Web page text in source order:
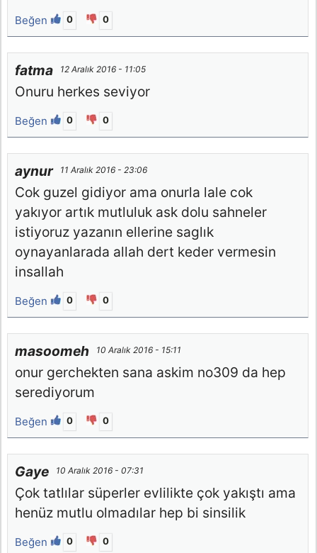
Beğen 0 0
fatma 12 Aralık 2016 - 11:05
Onuru herkes seviyor
Beğen 0 0
aynur 11 Aralık 2016 - 23:06
Cok guzel gidiyor ama onurla lale cok
yakıyor artık mutluluk ask dolu sahneler
istiyoruz yazanın ellerine saglık
oynayanlarada allah dert keder vermesin
insallah
Beğen 0 0
masoomeh 10 Aralık 2016 - 15:11
onur gerchekten sana askim no309 da hep
serediyorum
Beğen 0 0
Gaye 10 Aralık 2016 - 07:31
Çok tatlılar süperler evlilikte çok yakıştı ama
henüz mutlu olmadılar hep bi sinsilik
Beğen 0 0